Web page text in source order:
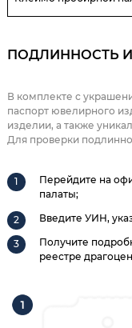
ПОДЛИННОСТЬ
В комплекте с
паспорт ювелирного
изделии, а также
Для проверки
Перейдите на
палаты;
Введите УИН,
Получите
реестре